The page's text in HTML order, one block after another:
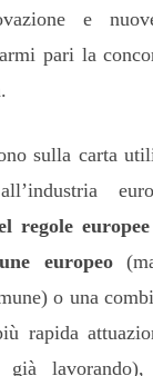
e
pari la
sulla carta
regole
europeo
o una
rapida
già